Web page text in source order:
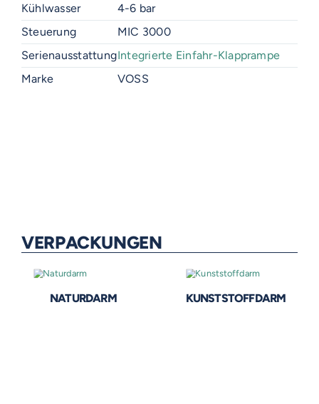
Kühlwasser
4-6 bar
Steuerung
MIC 3000
SerienausstattungIntegrierte Einfahr-Klapprampe
Marke
VOSS
VERPACKUNGEN
NATURDARM KUNSTSTOFFDARM